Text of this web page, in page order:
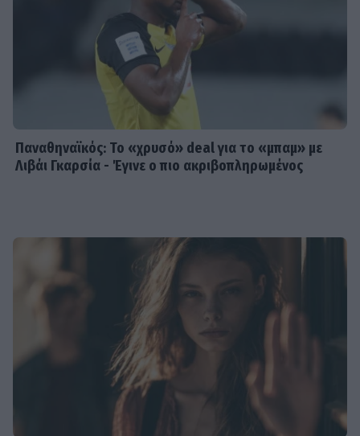
Παναθηναϊκός: Το «χρυσό» deal για το «μπαμ» με
Λιβάι Γκαρσία - Έγινε ο πιο ακριβοπληρωμένος